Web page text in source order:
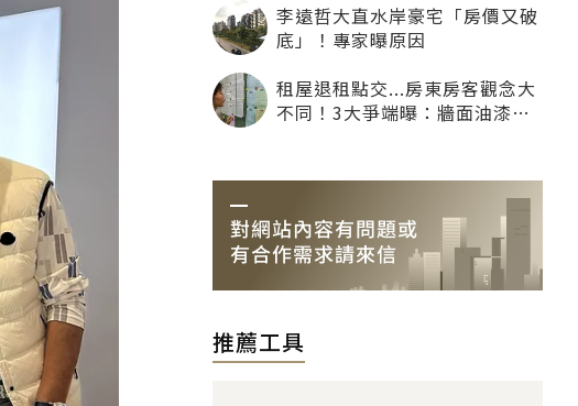
李遠哲大直水岸豪宅「房價又破
底」！專家曝原因
租屋退租點交...房東房客觀念大
不同！3大爭端曝：牆面油漆、
推薦工具